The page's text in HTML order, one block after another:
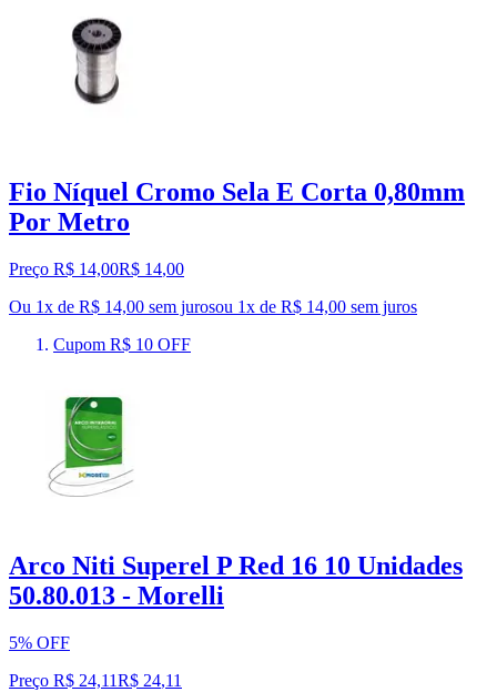
Fio Níquel Cromo Sela E Corta 0,80mm
Por Metro
Preço R$ 14,00R$ 14,00
Ou 1x de R$ 14,00 sem jurosou 1x de R$ 14,00 sem juros
Cupom R$ 10 OFF
Arco Niti Superel P Red 16 10 Unidades
50.80.013 - Morelli
5% OFF
Preço R$ 24,11R$ 24,11